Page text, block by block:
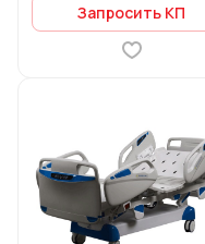
Запросить КП